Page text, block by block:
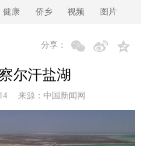
健康 侨乡 视频 图片
分享：
尔汗盐湖
来源： 中国新闻网